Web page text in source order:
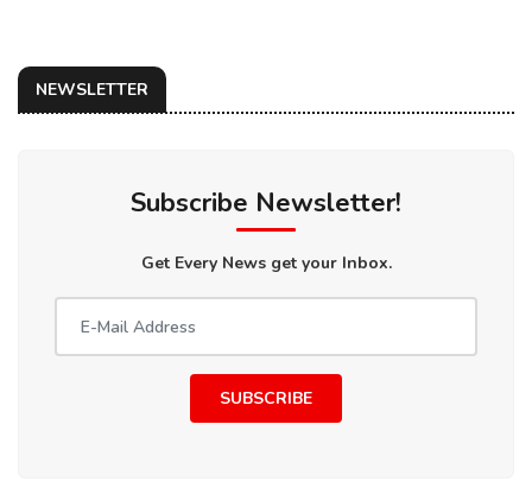
NEWSLETTER
Subscribe Newsletter!
Get Every News get your Inbox.
SUBSCRIBE